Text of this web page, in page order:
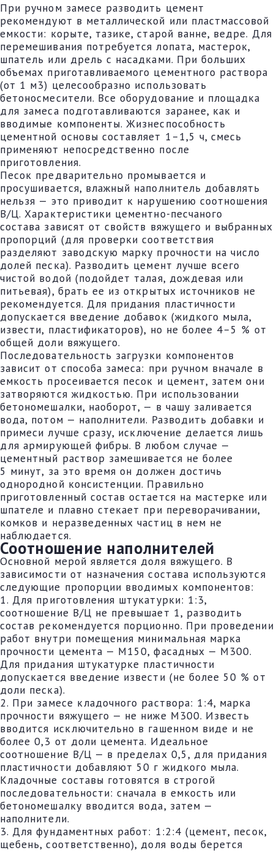
При ручном замесе разводить цемент
рекомендуют в металлической или пластмассовой
емкости: корыте, тазике, старой ванне, ведре. Для
перемешивания потребуется лопата, мастерок,
шпатель или дрель с насадками. При больших
объемах приготавливаемого цементного раствора
(от 1 м3) целесообразно использовать
бетоносмесители. Все оборудование и площадка
для замеса подготавливаются заранее, как и
вводимые компоненты. Жизнеспособность
цементной основы составляет 1–1,5 ч, смесь
применяют непосредственно после
приготовления.
Песок предварительно промывается и
просушивается, влажный наполнитель добавлять
нельзя — это приводит к нарушению соотношения
В/Ц. Характеристики цементно-песчаного
состава зависят от свойств вяжущего и выбранных
пропорций (для проверки соответствия
разделяют заводскую марку прочности на число
долей песка). Разводить цемент лучше всего
чистой водой (подойдет талая, дождевая или
питьевая), брать ее из открытых источников не
рекомендуется. Для придания пластичности
допускается введение добавок (жидкого мыла,
извести, пластификаторов), но не более 4–5 % от
общей доли вяжущего.
Последовательность загрузки компонентов
зависит от способа замеса: при ручном вначале в
емкость просеивается песок и цемент, затем они
затворяются жидкостью. При использовании
бетономешалки, наоборот, — в чашу заливается
вода, потом — наполнители. Разводить добавки и
примеси лучше сразу, исключение делается лишь
для армирующей фибры. В любом случае —
цементный раствор замешивается не более
5 минут, за это время он должен достичь
однородной консистенции. Правильно
приготовленный состав остается на мастерке или
шпателе и плавно стекает при переворачивании,
комков и неразведенных частиц в нем не
наблюдается.
Соотношение наполнителей
Основной мерой является доля вяжущего. В
зависимости от назначения состава используются
следующие пропорции вводимых компонентов:
1. Для приготовления штукатурки: 1:3,
соотношение В/Ц не превышает 1, разводить
состав рекомендуется порционно. При проведении
работ внутри помещения минимальная марка
прочности цемента — М150, фасадных — М300.
Для придания штукатурке пластичности
допускается введение извести (не более 50 % от
доли песка).
2. При замесе кладочного раствора: 1:4, марка
прочности вяжущего — не ниже М300. Известь
вводится исключительно в гашенном виде и не
более 0,3 от доли цемента. Идеальное
соотношение В/Ц — в пределах 0,5, для придания
пластичности добавляют 50 г жидкого мыла.
Кладочные составы готовятся в строгой
последовательности: сначала в емкость или
бетономешалку вводится вода, затем —
наполнители.
3. Для фундаментных работ: 1:2:4 (цемент, песок,
щебень, соответственно), доля воды берется